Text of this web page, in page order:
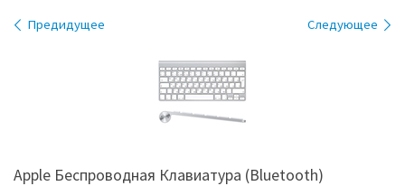
Навигация по изображениям
Предидущее Следующее
Apple Беспроводная Клавиатура (Bluetooth)